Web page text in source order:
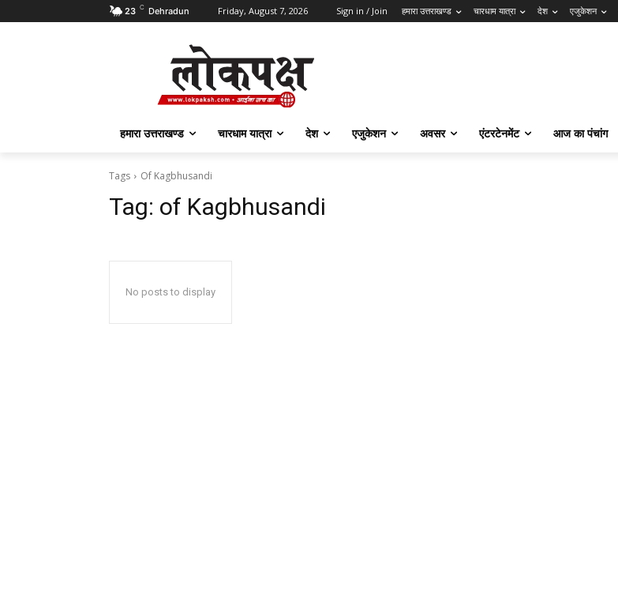
23 C Dehradun Friday, August 7, 2026 Sign in / Join हमारा उत्तराखण्ड चारधाम यात्रा देश एजुकेशन
हमारा उत्तराखण्ड चारधाम यात्रा देश एजुकेशन अवसर एंटरटेनमेंट आज का पंचांग
Tags Of Kagbhusandi
Tag: of Kagbhusandi
No posts to display